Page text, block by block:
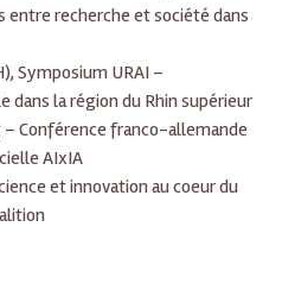
entre recherche et société dans
Symposium URAI –
dans la région du Rhin supérieur
– Conférence franco-allemande
AIxIA
et innovation au coeur du